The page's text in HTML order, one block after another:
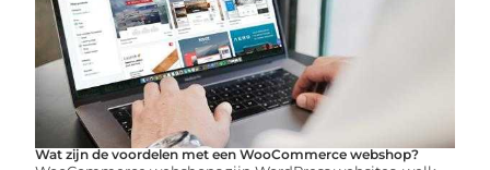
Wat zijn de voordelen met een WooCommerce webshop?